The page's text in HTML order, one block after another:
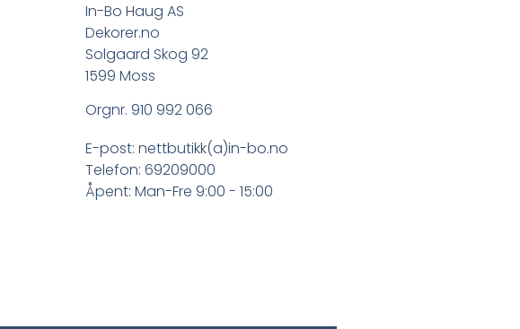
In-Bo Haug AS
Dekorer.no
Solgaard Skog 92
1599 Moss
Orgnr. 910 992 066
E-post: nettbutikk(a)in-bo.no
Telefon: 69209000
Åpent: Man-Fre 9:00 - 15:00